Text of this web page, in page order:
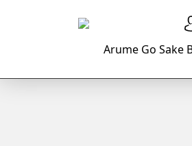
Arume Go Sake